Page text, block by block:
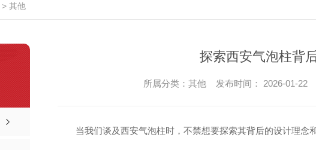
> 其他
探索西安气泡柱背
所属分类：其他 发布时间： 2026-01-22
当我们谈及西安气泡柱时，不禁想要探索其背后的设计理念